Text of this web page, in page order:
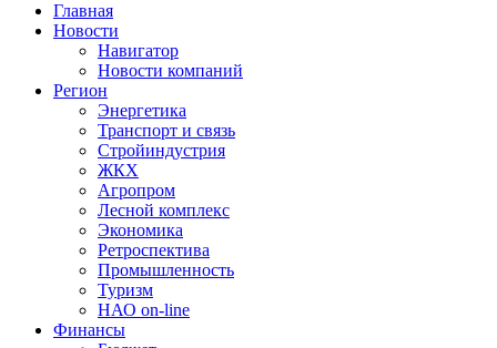
Главная
Новости
Навигатор
Новости компаний
Регион
Энергетика
Транспорт и связь
Стройиндустрия
ЖКХ
Агропром
Лесной комплекс
Экономика
Ретроспектива
Промышленность
Туризм
НАО on-line
Финансы